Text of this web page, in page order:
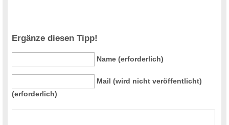
Ergänze diesen Tipp!
Name (erforderlich)
Mail (wird nicht veröffentlicht)
(erforderlich)